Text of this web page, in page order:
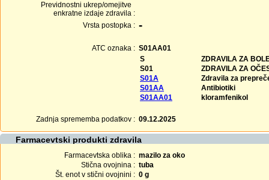
Previdnostni ukrep/omejitve
enkratne izdaje zdravila :
Vrsta postopka : -
ATC oznaka : S01AA01
S
ZDRAVILA ZA
S01
ZDRAVILA ZA
S01A
Zdravila za
S01AA
Antibiotiki
S01AA01
kloramfenikol
Zadnja sprememba podatkov : 09.12.2025
Farmacevtski produkti zdravila
Farmacevtska oblika : mazilo za oko
Stična ovojnina : tuba
Št. enot v stični ovojnini : 0 g